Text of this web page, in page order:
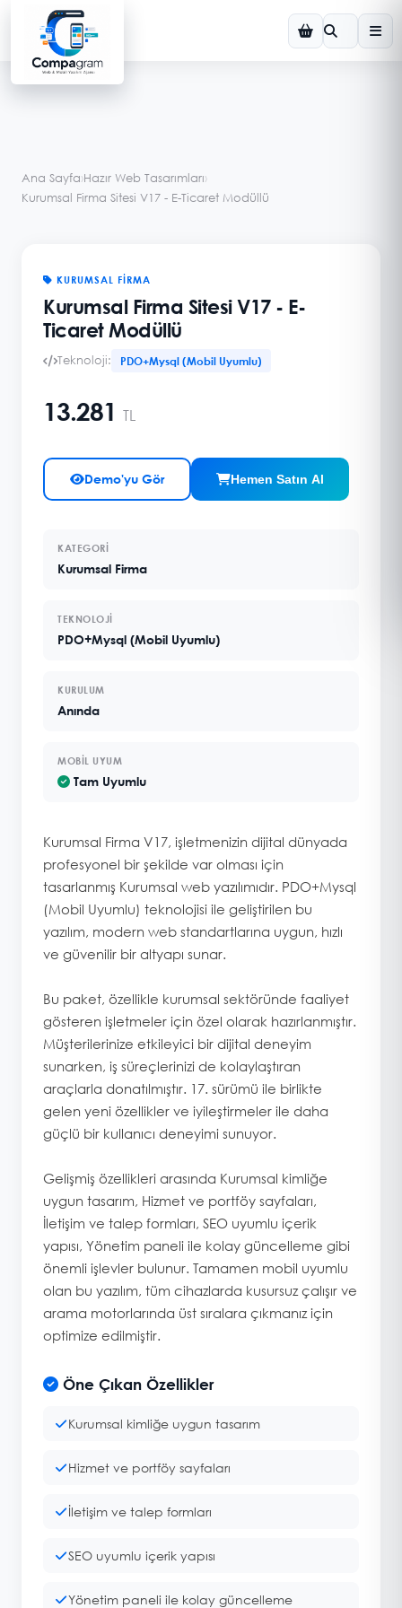
Ana Sayfa›Hazır Web Tasarımları›
Kurumsal Firma Sitesi V17 - E-Ticaret Modüllü
Demo Görsel
KURUMSAL FIRMA
Kurumsal Firma Sitesi V17 - E-
Ticaret Modüllü
Teknoloji: PDO+Mysql (Mobil Uyumlu)
13.281 TL
Demo'yu Gör Hemen Satın Al
KATEGORI
Kurumsal Firma
TEKNOLOJI
PDO+Mysql (Mobil Uyumlu)
KURULUM
Anında
MOBIL UYUM
Tam Uyumlu
Kurumsal Firma V17, işletmenizin dijital dünyada
profesyonel bir şekilde var olması için
tasarlanmış Kurumsal web yazılımıdır. PDO+Mysql
(Mobil Uyumlu) teknolojisi ile geliştirilen bu
yazılım, modern web standartlarına uygun, hızlı
ve güvenilir bir altyapı sunar.
Bu paket, özellikle kurumsal sektöründe faaliyet
gösteren işletmeler için özel olarak hazırlanmıştır.
Müşterilerinize etkileyici bir dijital deneyim
sunarken, iş süreçlerinizi de kolaylaştıran
araçlarla donatılmıştır. 17. sürümü ile birlikte
gelen yeni özellikler ve iyileştirmeler ile daha
güçlü bir kullanıcı deneyimi sunuyor.
Gelişmiş özellikleri arasında Kurumsal kimliğe
uygun tasarım, Hizmet ve portföy sayfaları,
İletişim ve talep formları, SEO uyumlu içerik
yapısı, Yönetim paneli ile kolay güncelleme gibi
önemli işlevler bulunur. Tamamen mobil uyumlu
olan bu yazılım, tüm cihazlarda kusursuz çalışır ve
arama motorlarında üst sıralara çıkmanız için
optimize edilmiştir.
Öne Çıkan Özellikler
Kurumsal kimliğe uygun tasarım
Hizmet ve portföy sayfaları
İletişim ve talep formları
SEO uyumlu içerik yapısı
Yönetim paneli ile kolay güncelleme